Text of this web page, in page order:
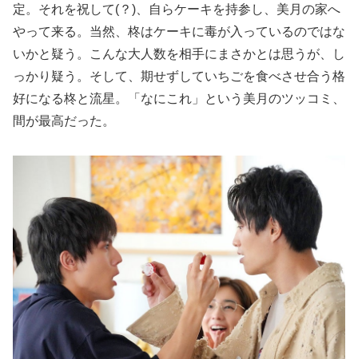
定。それを祝して(？)、自らケーキを持参し、美月の家へ
やって来る。当然、柊はケーキに毒が入っているのではな
いかと疑う。こんな大人数を相手にまさかとは思うが、し
っかり疑う。そして、期せずしていちごを食べさせ合う格
好になる柊と流星。「なにこれ」という美月のツッコミ、
間が最高だった。